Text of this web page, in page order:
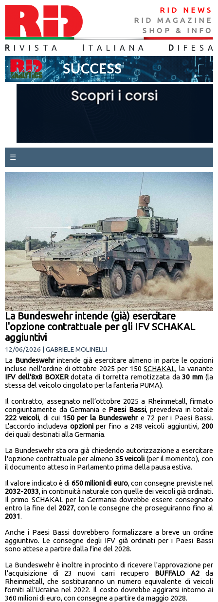
RID NEWS
RID MAGAZINE
SHOP & INFO
R IVISTA TALIANA D IFES A
☰
La Bundeswehr intende (già) esercitare
l'opzione contrattuale per gli IFV SCHAKAL
aggiuntivi
12/06/2026 | GABRIELE MOLINELLI
La Bundeswehrintende già esercitare almeno in parte le opzioni
incluse nell'ordine di ottobre 2025 per 150SCHAKAL, la variante
IFV dell'8x8 BOXERdotata di torretta remotizzata da30 mm(la
stessa del veicolo cingolato per la fanteria PUMA).
Il contratto, assegnato nell’ottobre 2025 a Rheinmetall, firmato
congiuntamente da Germania e Paesi Bassi, prevedeva in totale
222 veicoli, di cui 150 per la Bundeswehre 72 per i Paesi Bassi.
L'accordo includeva opzioniper fino a 248 veicoli aggiuntivi, 200
dei quali destinati alla Germania.
La Bundeswehr sta ora già chiedendo autorizzazione a esercitare
l'opzione contrattuale per almeno 35 veicoli (per il momento), con
il documento atteso in Parlamento prima della pausa estiva.
Il valore indicato è di 650 milioni di euro, con consegne previste nel
2032-2033, in continuità naturale con quelle dei veicoli già ordinati.
Il primo SCHAKAL per la Germania dovrebbe essere consegnato
entro la fine del 2027, con le consegne che proseguiranno fino al
2031.
Anche i Paesi Bassi dovrebbero formalizzare a breve un ordine
aggiuntivo. Le consegne degli IFV già ordinati per i Paesi Bassi
sono attese a partire dalla fine del 2028.
La Bundeswehr è inoltre in procinto di ricevere l'approvazione per
l'acquisizione di 23 nuovi carri recupero BUFFALO A2da
Rheinmetall, che sostituiranno un numero equivalente di veicoli
forniti all'Ucraina nel 2022. Il costo dovrebbe aggirarsi intorno ai
360 milioni di euro, con consegne a partire da maggio 2028.